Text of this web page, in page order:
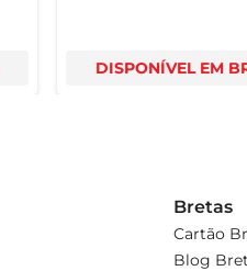
DISPONÍVEL EM
Bretas
Cartão
Blog